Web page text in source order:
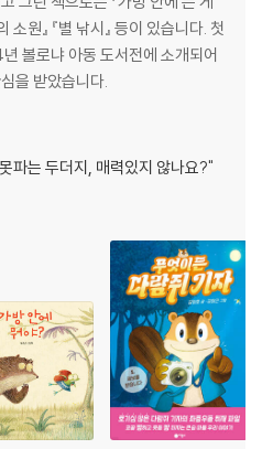
소원』 『별 낚시』 등이 있습니다. 첫
년 볼로냐 아동 도서전에 소개되어
을 받았습니다.
파는 두더지, 매력있지 않나요?"